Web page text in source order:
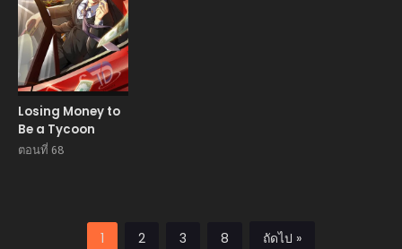
Losing Money to
Be a Tycoon
ตอนที่ 68
1 2 3 8 ถัดไป »